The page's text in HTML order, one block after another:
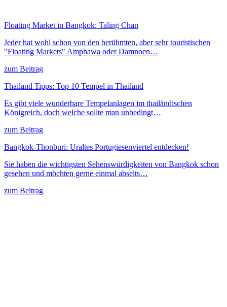
Floating Market in Bangkok: Taling Chan
Jeder hat wohl schon von den berühmten, aber sehr touristischen
"Floating Markets" Amphawa oder Damnoen…
zum Beitrag
Thailand Tipps: Top 10 Tempel in Thailand
Es gibt viele wunderbare Tempelanlagen im thailändischen
Königreich, doch welche sollte man unbedingt…
zum Beitrag
Bangkok-Thonburi: Uraltes Portugiesenviertel entdecken!
Sie haben die wichtigsten Sehenswürdigkeiten von Bangkok schon
gesehen und möchten gerne einmal abseits…
zum Beitrag